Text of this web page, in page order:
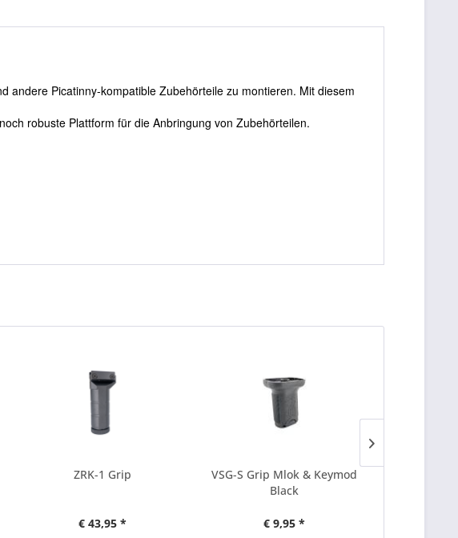
andere Picatinny-kompatible Zubehörteile zu montieren. Mit diesem
robuste Plattform für die Anbringung von Zubehörteilen.
ZRK-1 Grip
€ 43,95 *
VSG-S Grip Mlok & Keymod
Black
€ 9,95 *